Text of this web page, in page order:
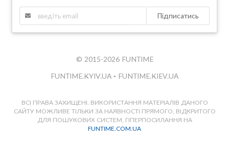
Підписатись
© 2015-2026 FUNTIME
FUNTIME.KYIV.UA • FUNTIME.KIEV.UA
ВСІ ПРАВА ЗАХИЩЕНІ. ВИКОРИСТАННЯ МАТЕРІАЛІВ ДАНОГО
САЙТУ МОЖЛИВЕ ТІЛЬКИ ЗА НАЯВНОСТІ ПРЯМОГО, ВІДКРИТОГО
ДЛЯ ПОШУКОВИХ СИСТЕМ, ГІПЕРПОСИЛАННЯ НА
FUNTIME.COM.UA